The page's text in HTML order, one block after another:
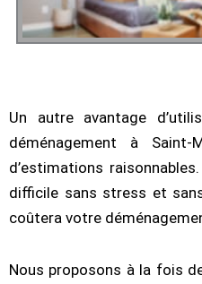
Un autre avantage
déménagement à
d’estimations
difficile sans stress et
coûtera votre
Nous proposons à la fois